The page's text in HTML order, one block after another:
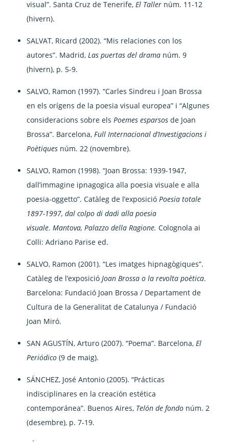
visual”. Santa Cruz de Tenerife,El Taller núm. 11-12
(hivern).
SALVAT, Ricard (2002). “Mis relaciones con los
autores”. Madrid,Las puertas del drama núm. 9
(hivern), p. 5-9.
SALVO, Ramon (1997). “Carles Sindreu i Joan Brossa
en els orígens de la poesia visual europea” i “Algunes
consideracions sobre elsPoemes esparsosde Joan
Brossa”. Barcelona,Full Internacional d’Investigacions i
Poètiques núm. 22 (novembre).
SALVO, Ramon (1998). “Joan Brossa: 1939-1947,
dall’immagine ipnagogica alla poesia visuale e alla
poesia-oggetto”. Catàleg de l’exposicióPoesia totale
1897-1997, dal colpo di dadi alla poesia
visuale.Mantova, Palazzo della Ragione. Colognola ai
Colli: Adriano Parise ed.
SALVO, Ramon (2001). “Les imatges hipnagògiques”.
Catàleg de l’exposicióJoan Brossa o la revolta poètica.
Barcelona: Fundació Joan Brossa / Departament de
Cultura de la Generalitat de Catalunya / Fundació
Joan Miró.
SAN AGUSTÍN, Arturo (2007). “Poema”. Barcelona,El
Periódico (9 de maig).
SÁNCHEZ, José Antonio (2005). “Prácticas
indisciplinares en la creación estética
contemporánea”. Buenos Aires, Telón de fondo núm. 2
(desembre), p. 7-19.